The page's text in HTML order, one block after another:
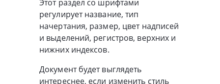
Этот раздел со шрифтами
регулирует название, тип
начертания, размер, цвет надписей
и выделений, регистров, верхних и
нижних индексов.
Документ будет выглядеть
интереснее, если изменить стиль